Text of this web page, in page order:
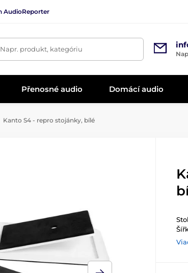
AudioReporter
Napr. produkt, kategóriu
Přenosné audio Domácí audio
Kanto S4 - repro stojánky, bílé